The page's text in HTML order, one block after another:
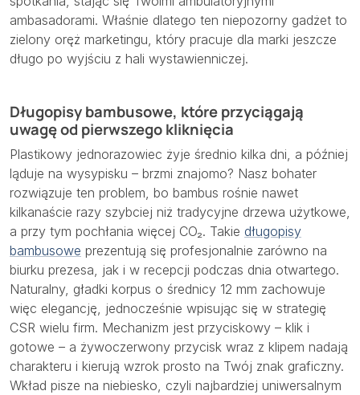
ambasadorami. Właśnie dlatego ten niepozorny gadżet to
zielony oręż marketingu, który pracuje dla marki jeszcze
długo po wyjściu z hali wystawienniczej.
Długopisy bambusowe, które przyciągają
uwagę od pierwszego kliknięcia
Plastikowy jednorazowiec żyje średnio kilka dni, a później
ląduje na wysypisku – brzmi znajomo? Nasz bohater
rozwiązuje ten problem, bo bambus rośnie nawet
kilkanaście razy szybciej niż tradycyjne drzewa użytkowe,
a przy tym pochłania więcej CO₂. Takie długopisy
bambusowe prezentują się profesjonalnie zarówno na
biurku prezesa, jak i w recepcji podczas dnia otwartego.
Naturalny, gładki korpus o średnicy 12 mm zachowuje
więc elegancję, jednocześnie wpisując się w strategię
CSR wielu firm. Mechanizm jest przyciskowy – klik i
gotowe – a żywoczerwony przycisk wraz z klipem nadają
charakteru i kierują wzrok prosto na Twój znak graficzny.
Wkład pisze na niebiesko, czyli najbardziej uniwersalnym